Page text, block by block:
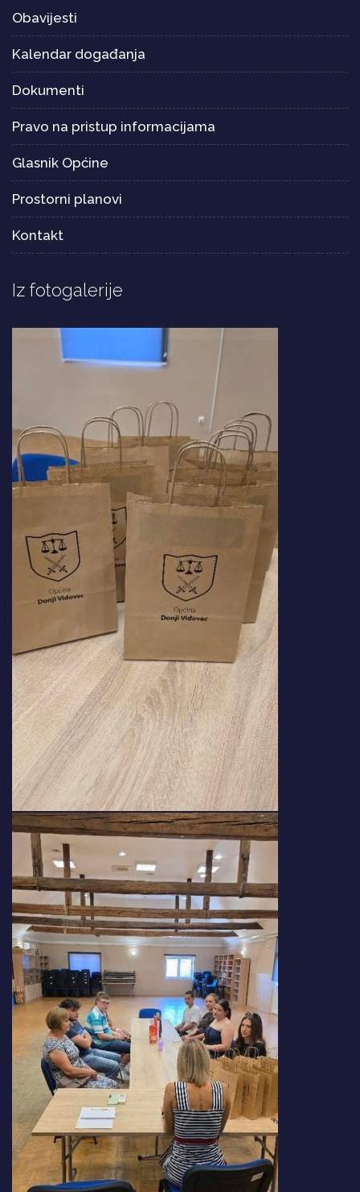
Obavijesti
Kalendar događanja
Dokumenti
Pravo na pristup informacijama
Glasnik Općine
Prostorni planovi
Kontakt
Iz fotogalerije